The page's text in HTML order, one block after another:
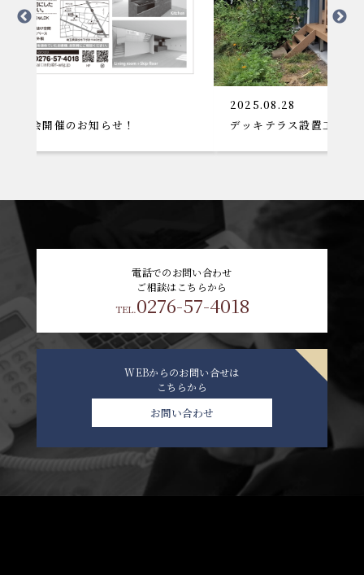
らせ！
デッキテラス設置工事
電話でのお問い合わせ
ご相談はこちらから
TEL.0276-57-4018
WEBからのお問い合せは
こちらから
お問い合わせ